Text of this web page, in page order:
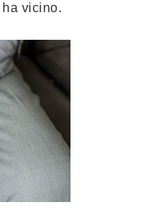
vicino.